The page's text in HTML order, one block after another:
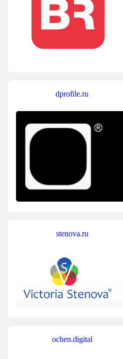
dprofile.ru
stenova.ru
ochen.digital